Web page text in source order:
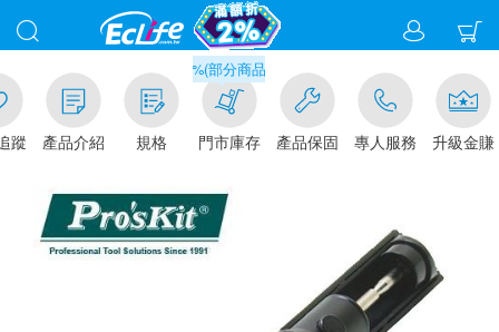
蹤 產品介紹 規格
滿千元門市取貨現折1%(部分商品不適用)-請點我看
門市庫存 產品保固 專人服務 升級金賺